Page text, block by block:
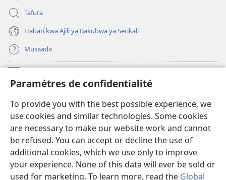
Paramètres de confidentialité
To provide you with the best possible experience, we
use cookies and similar technologies. Some cookies
are necessary to make our website work and cannot
be refused. You can accept or decline the use of
additional cookies, which we use only to improve
your experience. None of this data will ever be sold or
used for marketing. To learn more, read the Global
Tafuta
Habari kwa Ajili ya Bakubwa ya Serikali
Musaada
(opens
new
Maktaba ku Enternete
(opens
new
window)JW Hub
(opens
new
window)Programu ya JW Library